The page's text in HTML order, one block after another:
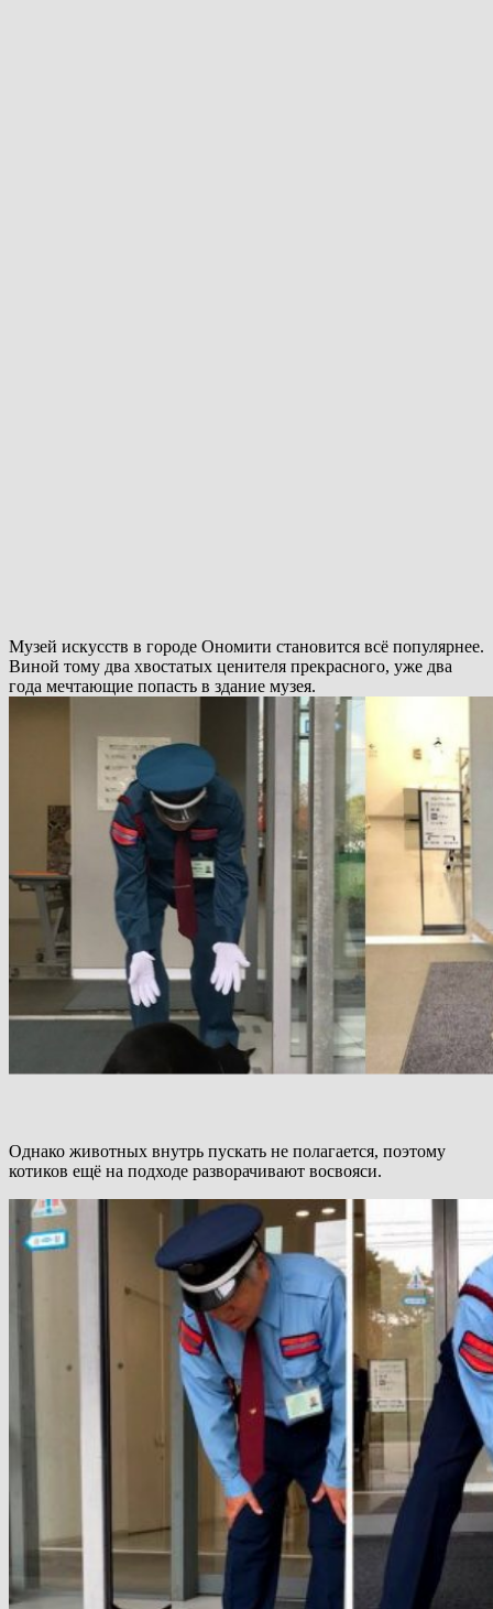
Музей искусств в городе Ономити становится всё популярнее.
Виной тому два хвостатых ценителя прекрасного, уже два
года мечтающие попасть в здание музея.
Однако животных внутрь пускать не полагается, поэтому
котиков ещё на подходе разворачивают восвояси.